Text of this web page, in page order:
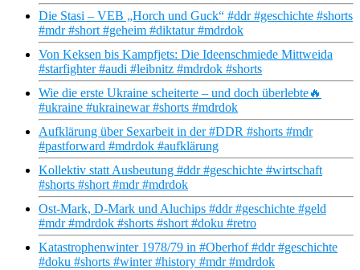
Die Stasi – VEB „Horch und Guck“ #ddr #geschichte #shorts
#mdr #short #geheim #diktatur #mdrdok
Von Keksen bis Kampfjets: Die Ideenschmiede Mittweida
#starfighter #audi #leibnitz #mdrdok #shorts
Wie die erste Ukraine scheiterte – und doch überlebte🔥
#ukraine #ukrainewar #shorts #mdrdok
Aufklärung über Sexarbeit in der #DDR #shorts #mdr
#pastforward #mdrdok #aufklärung
Kollektiv statt Ausbeutung #ddr #geschichte #wirtschaft
#shorts #short #mdr #mdrdok
Ost-Mark, D-Mark und Aluchips #ddr #geschichte #geld
#mdr #mdrdok #shorts #short #doku #retro
Katastrophenwinter 1978/79 in #Oberhof #ddr #geschichte
#doku #shorts #winter #history #mdr #mdrdok